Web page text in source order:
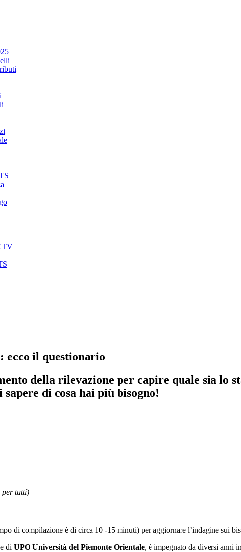
ecco il questionario
della rilevazione per capire quale sia lo
di cosa hai più bisogno!
per tutti)
di compilazione è di circa 10 -15 minuti) per aggiornare l’indagine sui
di UPO Università del Piemonte Orientale, è impegnato da diversi anni